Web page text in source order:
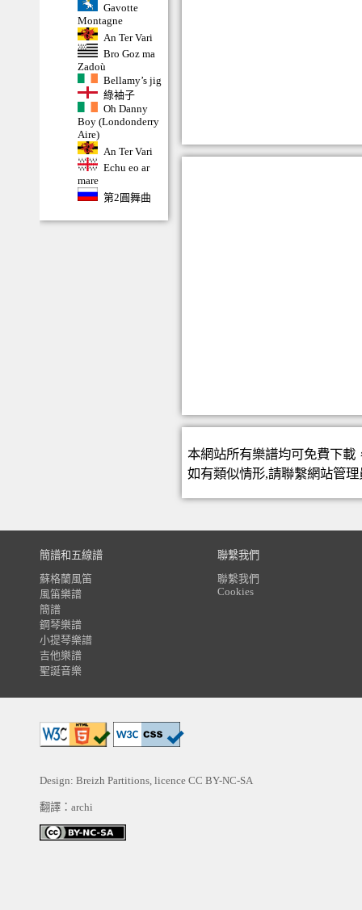
Gavotte
Montagne
An Ter Vari
Bro Goz ma
Zadoù
Bellamy’s jig
綠袖子
Oh Danny
Boy (Londonderry
Aire)
An Ter Vari
Echu eo ar
mare
第2圓舞曲
本網站所有樂譜均可免費下
如有類似情形,請聯繫網站管理
簡譜和五線譜
蘇格蘭風笛
風笛樂譜
簡譜
鋼琴樂譜
小提琴樂譜
吉他樂譜
聖誕音樂
聯繫我們
聯繫我們
Cookies
Design: Breizh Partitions, licence CC BY-NC-SA
翻譯：archi